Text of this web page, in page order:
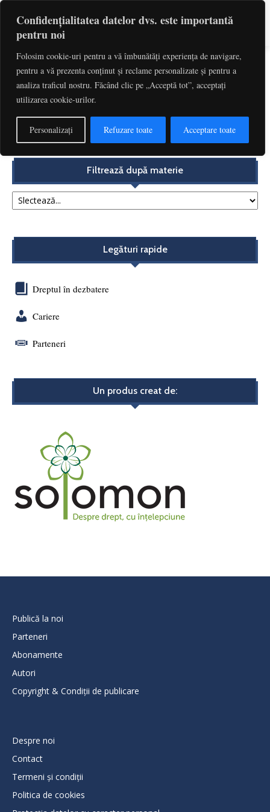
Confidențialitatea datelor dvs. este importantă
pentru noi
Folosim cookie-uri pentru a vă îmbunătăți experiența de navigare,
pentru a vă prezenta conținut și reclame personalizate și pentru a
analiza traficul nostru. Făcând clic pe „Acceptă tot”, acceptați
utilizarea cookie-urilor.
Personalizați Refuzare toate Acceptare toate
Etichetă: Alexandru Matache
Consideraţii asupra dreptului la „vizită” al Direcţiei
Generale Antifraudă sau despre scopul care nu...
Redactia - noiembrie 14, 2017
Filtrează după materie
Legături rapide
Dreptul în dezbatere
Cariere
Parteneri
Un produs creat de:
Publică la noi
Parteneri
Abonamente
Autori
Copyright & Condiții de publicare
Despre noi
Contact
Termeni și condiții
Politica de cookies